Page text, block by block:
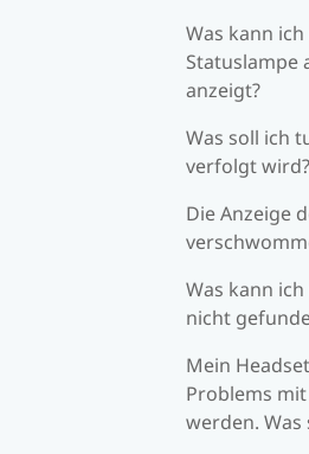
Was kann
Statuslampe
anzeigt?
Was soll ich
verfolgt wird?
Die Anzeige
Was kann
nicht
Mein
Problems
werden. Was